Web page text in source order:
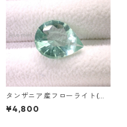
タンザニア産フローライト(蛍
光) ペアシェイプカットルース
5.46ct 13.8mm*10.8mm*7.0
¥4,800